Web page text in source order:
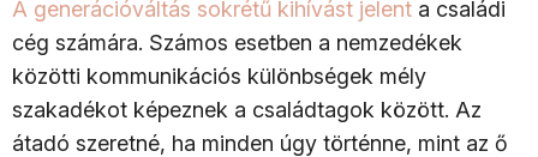
A generációváltás sokrétű kihívást jelent a családi
cég számára. Számos esetben a nemzedékek
közötti kommunikációs különbségek mély
szakadékot képeznek a családtagok között. Az
átadó szeretné, ha minden úgy történne, mint az ő